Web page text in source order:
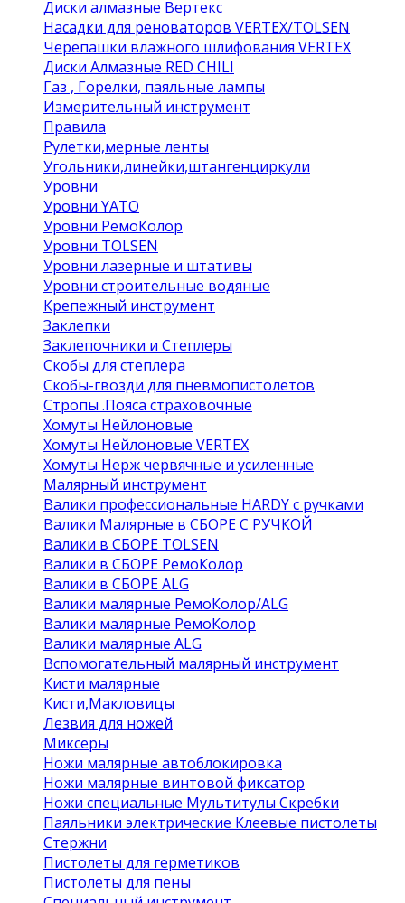
Диски алмазные Вертекс
Насадки для реноваторов VERTEX/TOLSEN
Черепашки влажного шлифования VERTEX
Диски Алмазные RED CHILI
Газ , Горелки, паяльные лампы
Измерительный инструмент
Правила
Рулетки,мерные ленты
Угольники,линейки,штангенциркули
Уровни
Уровни YATO
Уровни РемоКолор
Уровни TOLSEN
Уровни лазерные и штативы
Уровни строительные водяные
Крепежный инструмент
Заклепки
Заклепочники и Степлеры
Скобы для степлера
Скобы-гвозди для пневмопистолетов
Стропы .Пояса страховочные
Хомуты Нейлоновые
Хомуты Нейлоновые VERTEX
Хомуты Нерж червячные и усиленные
Малярный инструмент
Валики профессиональные HARDY с ручками
Валики Малярные в СБОРЕ С РУЧКОЙ
Валики в СБОРЕ TOLSEN
Валики в СБОРЕ РемоКолор
Валики в СБОРЕ ALG
Валики малярные РемоКолор/ALG
Валики малярные РемоКолор
Валики малярные ALG
Вспомогательный малярный инструмент
Кисти малярные
Кисти,Макловицы
Лезвия для ножей
Миксеры
Ножи малярные автоблокировка
Ножи малярные винтовой фиксатор
Ножи специальные Мультитулы Скребки
Паяльники электрические Клеевые пистолеты
Стержни
Пистолеты для герметиков
Пистолеты для пены